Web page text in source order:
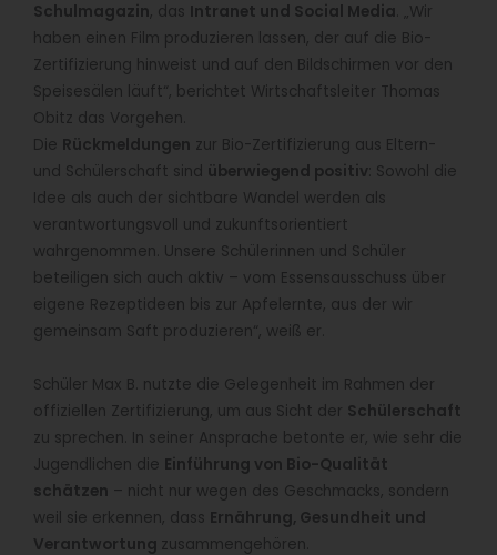
Schulmagazin, das Intranet und Social Media . „Wir
haben einen Film produzieren lassen, der auf die Bio-
Zertifizierung hinweist und auf den Bildschirmen vor den
Speisesälen läuft“, berichtet Wirtschaftsleiter Thomas
Obitz das Vorgehen.
Die Rückmeldungen zur Bio-Zertifizierung aus Eltern-
und Schülerschaft sind überwiegend positiv : Sowohl die
Idee als auch der sichtbare Wandel werden als
verantwortungsvoll und zukunftsorientiert
wahrgenommen. Unsere Schülerinnen und Schüler
beteiligen sich auch aktiv – vom Essensausschuss über
eigene Rezeptideen bis zur Apfelernte, aus der wir
gemeinsam Saft produzieren“, weiß er.
Schüler Max B. nutzte die Gelegenheit im Rahmen der
offiziellen Zertifizierung, um aus Sicht der Schülerschaft
zu sprechen. In seiner Ansprache betonte er, wie sehr die
Jugendlichen die Einführung von Bio-Qualität
schätzen – nicht nur wegen des Geschmacks, sondern
weil sie erkennen, dass Ernährung, Gesundheit und
Verantwortung zusammengehören.